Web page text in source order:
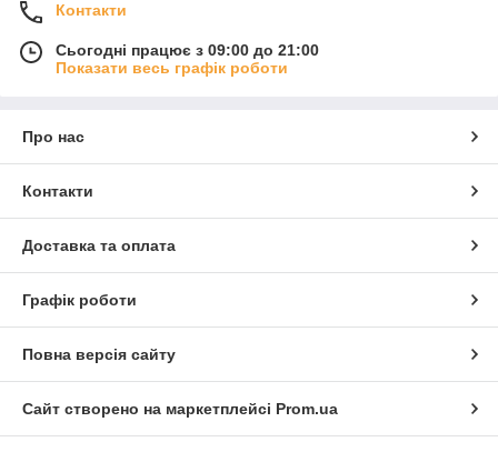
результат. Ви можете підібрати деталі для локального або
Кузовні запчастини для Alfa Romeo 156 (1997–2003) - це
Контакти
Сьогодні працює з 09:00 до 21:00
Показати весь графік роботи
Про нас
Контакти
Доставка та оплата
Графік роботи
Повна версія сайту
Сайт створено на маркетплейсі Prom.ua